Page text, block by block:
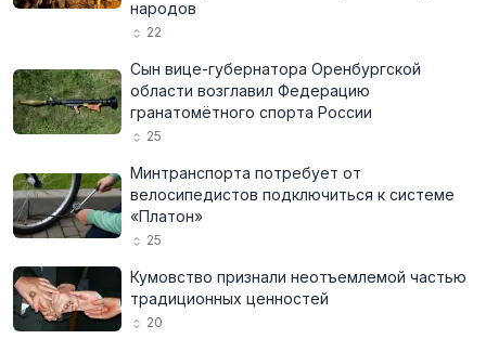
народов
22
Сын вице-губернатора Оренбургской
области возглавил Федерацию
гранатомётного спорта России
25
Минтранспорта потребует от
велосипедистов подключиться к системе
«Платон»
25
Кумовство признали неотъемлемой частью
традиционных ценностей
20